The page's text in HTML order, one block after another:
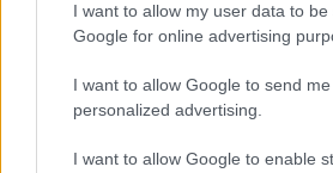
I want to allow my user data to be
Google for online advertising
I want to allow Google to send me
personalized advertising.
I want to allow Google to enable
Fejvesztés a viktoriánus
2013. 01. 03.|Kultúrpart
a sajátfejükkela kezükben pózolnak a